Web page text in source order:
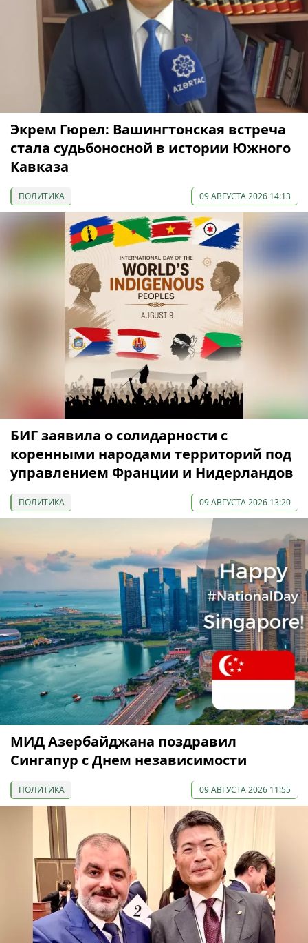
Экрем Гюрел: Вашингтонская встреча
стала судьбоносной в истории Южного
Кавказа
ПОЛИТИКА 09 АВГУСТА 2026 14:13
БИГ заявила о солидарности с
коренными народами территорий под
управлением Франции и Нидерландов
ПОЛИТИКА 09 АВГУСТА 2026 13:20
МИД Азербайджана поздравил
Сингапур с Днем независимости
ПОЛИТИКА 09 АВГУСТА 2026 11:55